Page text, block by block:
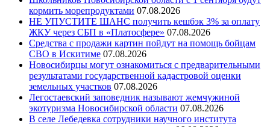
кормить морепродуктами 07.08.2026
НЕ УПУСТИТЕ ШАНС получить кешбэк 3% за оплату
ЖКУ через СБП в «Платосфере» 07.08.2026
Средства с продажи картин пойдут на помощь бойцам
СВО в Искитиме 07.08.2026
Новосибирцы могут ознакомиться с предварительными
результатами государственной кадастровой оценки
земельных участков 07.08.2026
Легостаевский заповедник называют жемчужиной
экотуризма Новосибирской области 07.08.2026
В селе Лебедевка сотрудники научного института